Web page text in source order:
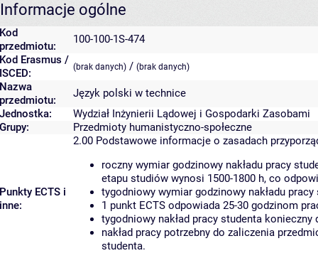
Informacje ogólne
Kod
przedmiotu:
100-100-1S-474
Kod Erasmus /
ISCED:
(brak danych) / (brak danych)
Nazwa
przedmiotu:
Język polski w technice
Jednostka:
Wydział Inżynierii Lądowej i Gospodarki Zasobami
Grupy:
Przedmioty humanistyczno-społeczne
Punkty ECTS i
inne:
2.00 Podstawowe informacje o zasadach
roczny wymiar godzinowy nakładu pracy
etapu studiów wynosi 1500-1800 h, co
tygodniowy wymiar godzinowy nakładu
1 punkt ECTS odpowiada 25-30 godzinom
tygodniowy nakład pracy studenta
nakład pracy potrzebny do zaliczenia
studenta.